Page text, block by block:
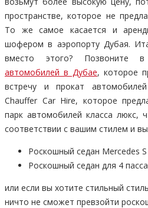
пространстве, которое не
То же самое касается и
шофером в аэропорту Дубая.
вместо этого?
автомобилей в Дубае, которое
встречу и прокат
Chauffer Car Hire, которое
парк автомобилей класса люкс,
соответствии с вашим стилем и
Роскошный седан Mercedes
Роскошный седан для 4
или если вы хотите стильный
ничто не сможет превзойти